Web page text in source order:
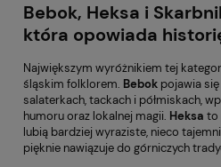
Bebok, Heksa i
która opowiada
Największym wyróżnikiem tej
śląskim folklorem. Bebok pojawia
salaterkach, tackach i półmiskach,
humoru oraz lokalnej magii. Heksa to
lubią bardziej wyraziste, nieco
pięknie nawiązuje do górniczych